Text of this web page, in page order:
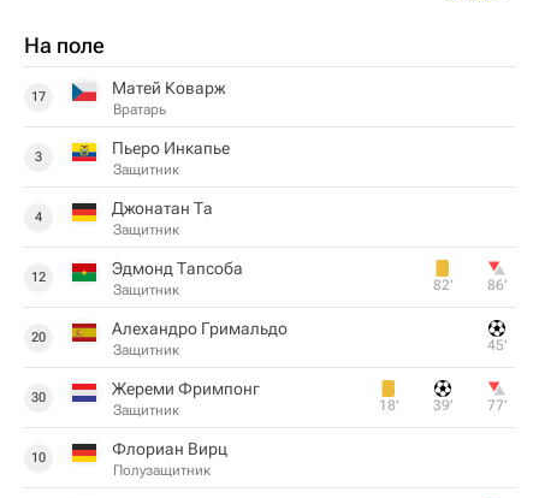
На поле
17 Матей Коварж
Вратарь
3 Пьеро Инкапье
Защитник
4 Джонатан Та
Защитник
12 Эдмонд Тапсоба
Защитник 82‎’‎ 86‎’‎
20 Алехандро Гримальдо
Защитник 45‎’‎
30 Жереми Фримпонг
Защитник 18‎’‎ 39‎’‎ 77‎’‎
10 Флориан Вирц
Полузащитник